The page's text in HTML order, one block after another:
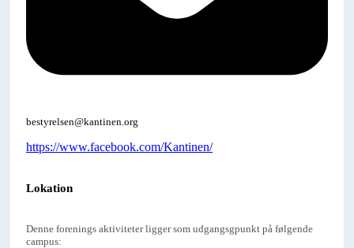
bestyrelsen@kantinen.org
https://www.facebook.com/Kantinen/
Lokation
Denne forenings aktiviteter ligger som udgangsgpunkt på følgende
campus: